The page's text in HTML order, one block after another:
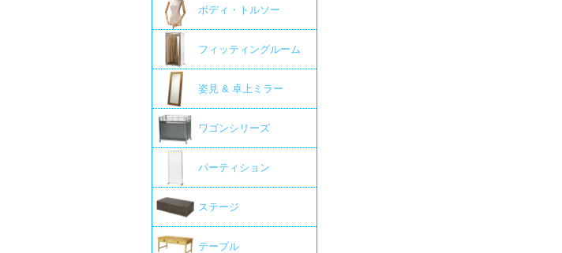
ボディ・トルソー
フィッティングルーム
姿見 & 卓上ミラー
ワゴンシリーズ
パーティション
ステージ
テーブル